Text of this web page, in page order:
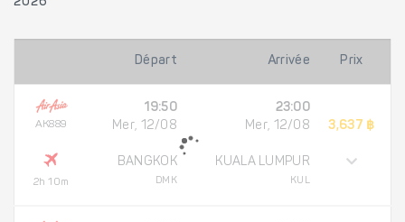
Départ Arrivée Prix
AK889
2h 10m
19:50
Mer, 12/08
BANGKOK
DMK
23:00
Mer, 12/08
KUALA LUMPUR
KUL
3,637 ฿